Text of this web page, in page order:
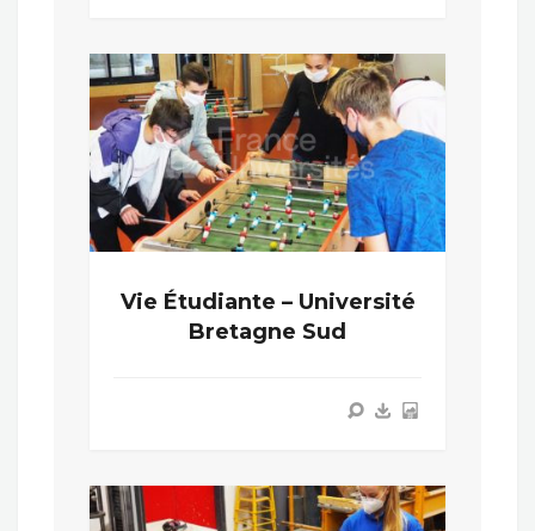
Vie Étudiante – Université
Bretagne Sud